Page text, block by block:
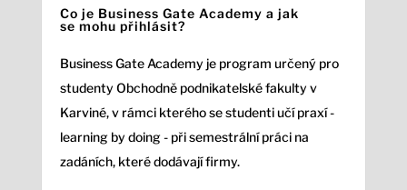
Co je Business Gate Academy a jak
se mohu přihlásit?
Business Gate Academy je program určený pro
studenty Obchodně podnikatelské fakulty v
Karviné, v rámci kterého se studenti učí praxí -
learning by doing - při semestrální práci na
zadáních, které dodávají firmy.